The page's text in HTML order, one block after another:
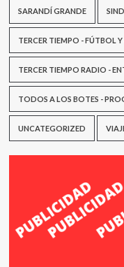
SARANDÍ GRANDE
TERCER TIEMPO - FÚTBOL Y
TERCER TIEMPO RADIO -
TODOS A LOS BOTES -
UNCATEGORIZED